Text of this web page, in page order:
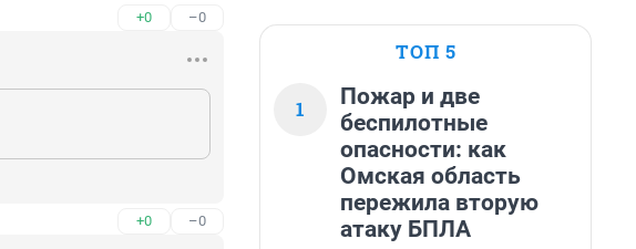
+0 –0
+0 –0
ТОП 5
1
Пожар и две
беспилотные
опасности: как
Омская область
пережила вторую
атаку БПЛА